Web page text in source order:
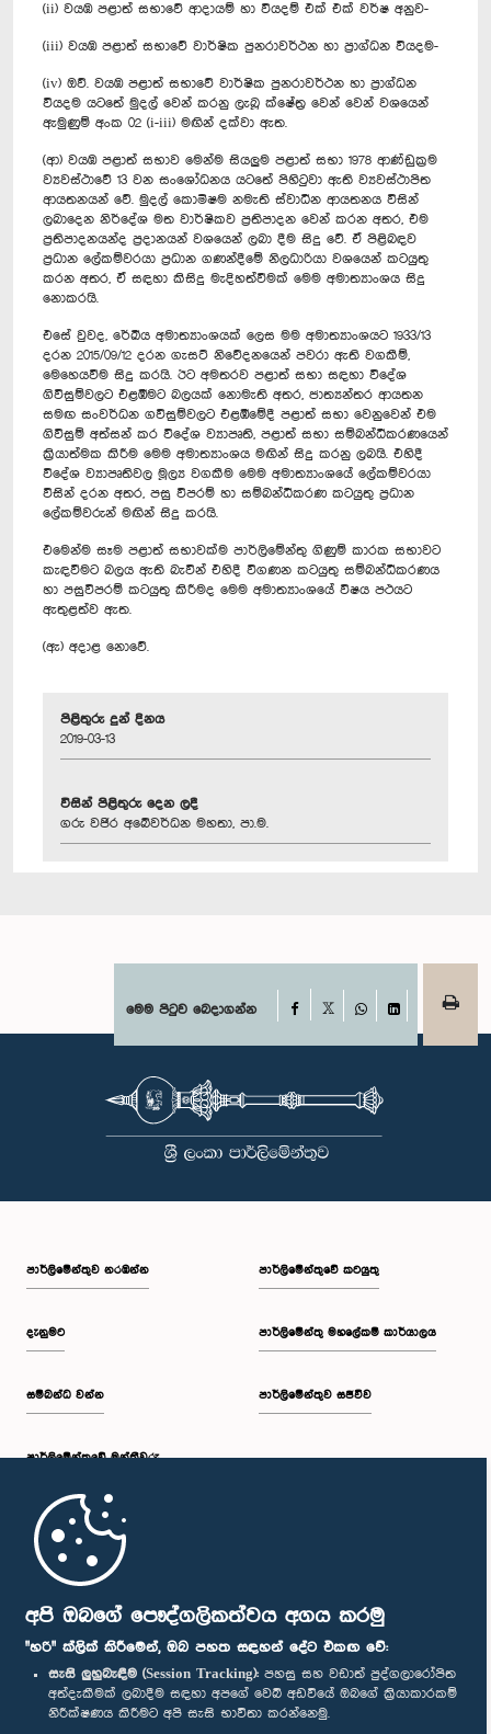
අපි ඔබගේ පෞද්ගලිකත්වය අගය කරමු
"හරි" ක්ලික් කිරීමෙන්, ඔබ පහත සඳහන් දේට එකඟ වේ:
සැසි ලුහුබැඳීම (Session Tracking): පහසු සහ වඩාත් පුද්ගලාරෝපිත
අත්දැකීමක් ලබාදීම සඳහා අපගේ වෙබ් අඩවියේ ඔබගේ ක්‍රියාකාරකම්
නිරීක්ෂණය කිරීමට අපි සැසි භාවිතා කරන්නෙමු.
(ii) වයඹ පළාත් සභාවේ ආදායම් හා වියදම් එක් එක් වර්ෂ අනුව-
(iii) වයඹ පළාත් සභාවේ වාර්ෂික පුනරාවර්ථන හා ප්‍රාග්ධන වියදම-
(iv) ඔව්. වයඹ පළාත් සභාවේ වාර්ෂික පුනරාවර්ථන හා ප්‍රාග්ධන
වියදම යටතේ මුදල් වෙන් කරනු ලැබූ ක්ෂේත්‍ර වෙන් වෙන් වශයෙන්
ඇමුණුම් අංක 02 (i-iii) මඟින් දක්වා ඇත.
(ආ) වයඹ පළාත් සභාව මෙන්ම සියලුම පළාත් සභා 1978 ආණ්ඩුක්‍රම
ව්‍යවස්ථාවේ 13 වන සංශෝධනය යටතේ පිහිටුවා ඇති ව්‍යවස්ථාපිත
ආයතනයන් වේ. මුදල් කොමිෂම නමැති ස්වාධීන ආයතනය විසින්
ලබාදෙන නිර්දේශ මත වාර්ෂිකව ප්‍රතිපාදන වෙන් කරන අතර, එම
ප්‍රතිපාදනයන්ද ප්‍රදානයන් වශයෙන් ලබා දීම සිදු වේ. ඒ පිළිබඳව
ප්‍රධාන ලේකම්වරයා ප්‍රධාන ගණන්දීමේ නිලධාරියා වශයෙන් කටයුතු
කරන අතර, ඒ සඳහා කිසිදු මැදිහත්වීමක් මෙම අමාත්‍යාංශය සිදු
නොකරයි.
එසේ වුවද, රේඛීය අමාත්‍යාංශයක් ලෙස මම අමාත්‍යාංශයට 1933/13
දරන 2015/09/12 දරන ගැසට් නිවේදනයෙන් පවරා ඇති වගකීම්,
මෙහෙයවීම සිදු කරයි. ඊට අමතරව පළාත් සභා සඳහා විදේශ
ගිවිසුම්වලට එළඹීමට බලයක් නොමැති අතර, ජාත්‍යන්තර ආයතන
සමඟ සංවර්ධන ගවිසුම්වලට එළඹීමේදී පළාත් සභා වෙනුවෙන් එම
ගිවිසුම් අත්සන් කර විදේශ ව්‍යාපෘති, පළාත් සභා සම්බන්ධීකරණයෙන්
ක්‍රියාත්මක කිරීම මෙම අමාත්‍යාංශය මඟින් සිදු කරනු ලබයි. එහිදී
විදේශ ව්‍යාපෘතිවල මූල්‍ය වගකීම මෙම අමාත්‍යාංශයේ ලේකම්වරයා
විසින් දරන අතර, පසු විපරම් හා සම්බන්ධීකරණ කටයුතු ප්‍රධාන
ලේකම්වරුන් මඟින් සිදු කරයි.
එමෙන්ම සෑම පළාත් සභාවක්ම පාර්ලිමේන්තු ගිණුම් කාරක සභාවට
කැඳවීමට බලය ඇති බැවින් එහිදී විගණන කටයුතු සම්බන්ධීකරණය
හා පසුවිපරම් කටයුතු කිරීමද මෙම අමාත්‍යාංශයේ විෂය පථයට
ඇතුළත්ව ඇත.
(ඇ) අදාළ නොවේ.
පිළිතුරු දුන් දිනය
2019-03-13
විසින් පිළිතුරු දෙන ලදී
ගරු වජිර අබේවර්ධන මහතා, පා.ම.
මෙම පිටුව බෙදාගන්න Facebook
WhatsAppLinkedIn
පාර්ලි‌මේන්තුව නරඹන්න
දැනුමට
සම්බන්ධ වන්න
පාර්ලි‌මේන්තුවේ මන්ත්‍රීවරු
මුල් පිටුව
පාර්ලිමේන්තුවේ කටයුතු
පාර්ලිමේන්තු මහලේකම් කාර්යාලය
පාර්ලිමේන්තුව සජීවීව
පාර්ලිමේන්තු ජංගම යෙදුම